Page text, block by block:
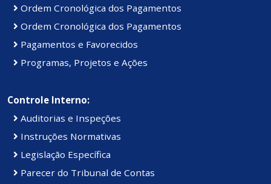
Ordem Cronológica dos Pagamentos
Ordem Cronológica dos Pagamentos
Pagamentos e Favorecidos
Programas, Projetos e Ações
Controle Interno:
Auditorias e Inspeções
Instruções Normativas
Legislação Específica
Parecer do Tribunal de Contas